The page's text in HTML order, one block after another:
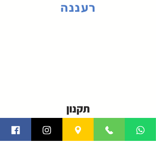
רעננה
תקנון